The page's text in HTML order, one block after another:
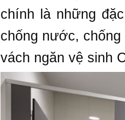
chính là những
chống nước, chống
vách ngăn vệ sinh